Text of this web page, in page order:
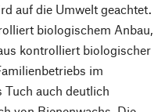
auf die Umwelt geachtet.
biologischem Anbau,
kontrolliert biologischer
im
auch deutlich